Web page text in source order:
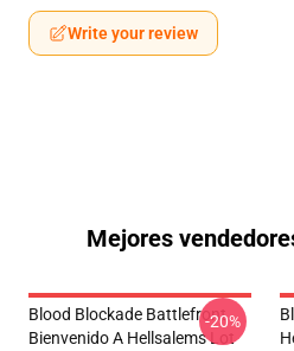
Write your review
Mejores
Blood Blockade Battlefront
Bienvenido A Hellsalems Lot
-20%